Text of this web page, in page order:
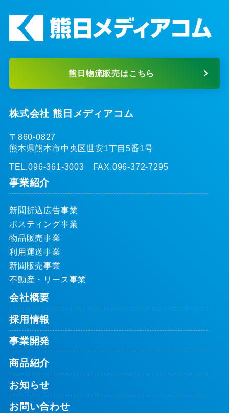
熊日物流販売はこちら
株式会社 熊日メディアコム
〒860-0827
熊本県熊本市中央区世安1丁目5番1号
TEL.096-361-3003 FAX.096-372-7295
事業紹介
新聞折込広告事業
ポスティング事業
物品販売事業
利用運送事業
新聞販売事業
不動産・リース事業
会社概要
採用情報
事業開発
商品紹介
お知らせ
お問い合わせ